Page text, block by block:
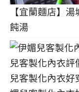
【宜蘭麵店】
飩湯